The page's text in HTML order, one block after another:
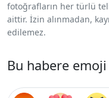
fotoğrafların her türlü
aittir. İzin alınmadan,
edilemez.
Bu habere